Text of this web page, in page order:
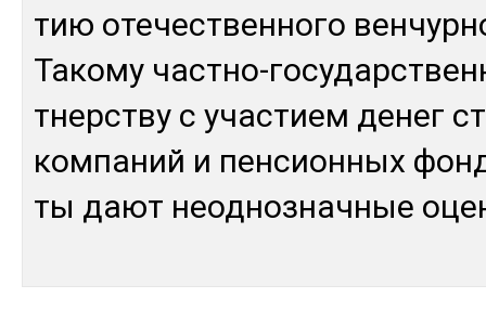
тию оте­чес­твен­но­го
Та­кому час­тно-
тнерс­тву с учас­тием де­нег
ком­па­ний и пен­сион­ных
ты дают неод­ноз­нач­ные